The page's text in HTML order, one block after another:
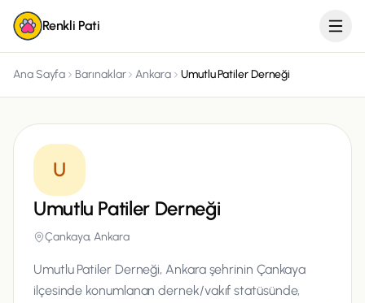
Renkli Pati
Ana Sayfa Barınaklar Ankara Umutlu Patiler Derneği
U
Umutlu Patiler Derneği
Çankaya, Ankara
Umutlu Patiler Derneği, Ankara şehrinin Çankaya
ilçesinde konumlanan dernek/vakıf statüsünde,